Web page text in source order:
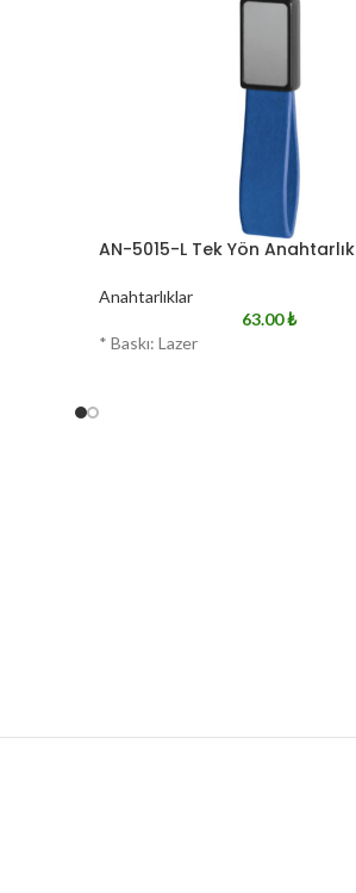
AN-5015-L Tek Yön Anahtarlık
Anahtarlıklar
63.00₺
* Baskı: Lazer